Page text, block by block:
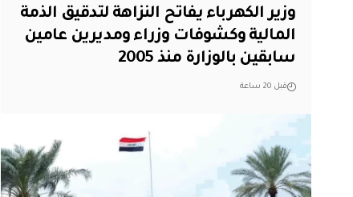
وزير الكهرباء يفاتح النزاهة لتدقيق الذمة
المالية وكشوفات وزراء ومديرين عامين
سابقين بالوزارة منذ 2005
قبل 20 ساعة